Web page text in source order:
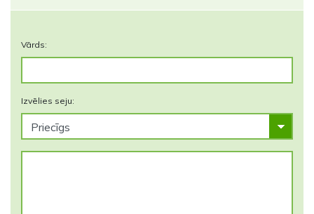
Vārds:
Izvēlies seju: